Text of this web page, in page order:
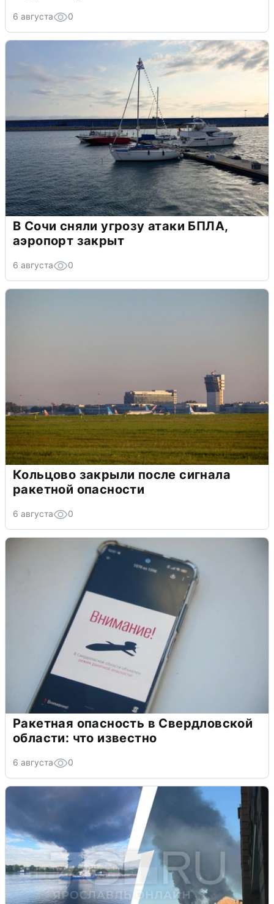
6 августа 0
В Сочи сняли угрозу атаки БПЛА,
аэропорт закрыт
6 августа 0
Кольцово закрыли после сигнала
ракетной опасности
6 августа 0
Ракетная опасность в Свердловской
области: что известно
6 августа 0